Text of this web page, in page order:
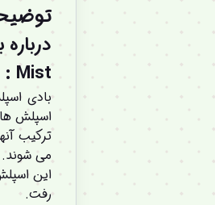
Mist :
بادی
اسپلش
ترکیب
می شوند.
این
رفت.